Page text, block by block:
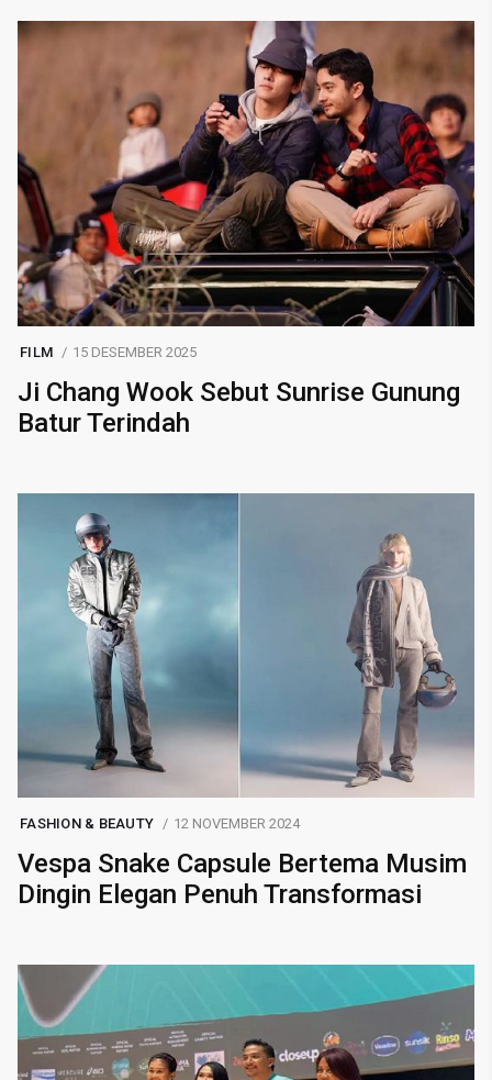
FILM 15 DESEMBER 2025
Ji Chang Wook Sebut Sunrise Gunung
Batur Terindah
FASHION & BEAUTY 12 NOVEMBER 2024
Vespa Snake Capsule Bertema Musim
Dingin Elegan Penuh Transformasi